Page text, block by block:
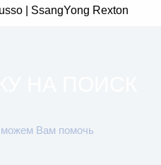
| SsangYong Rexton
можем Вам помочь